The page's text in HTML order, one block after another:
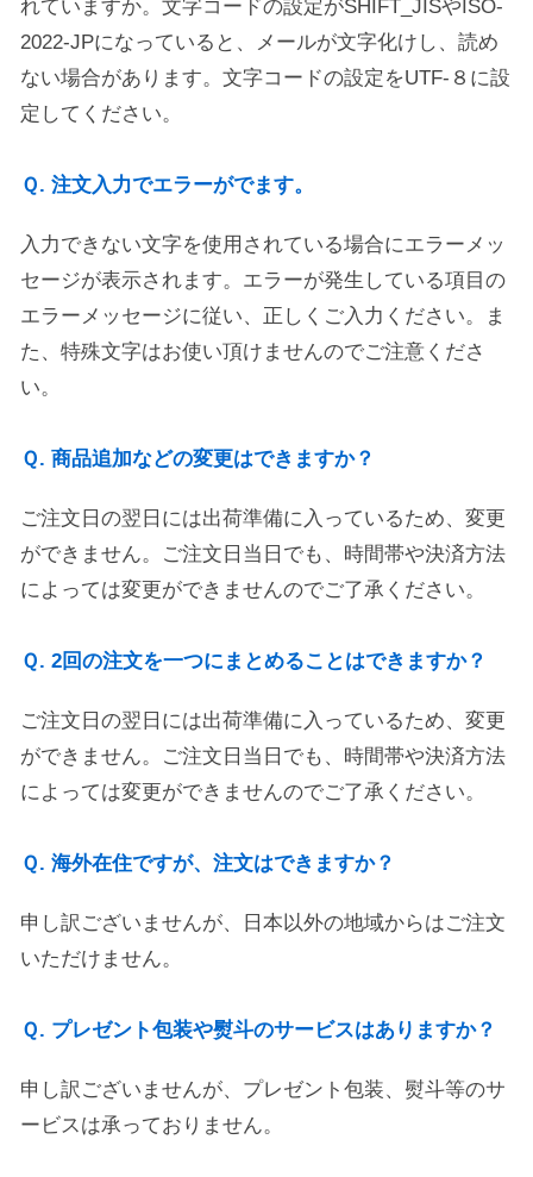
れていますか。文字コードの設定がSHIFT_JISやISO-
2022-JPになっていると、メールが文字化けし、読め
ない場合があります。文字コードの設定をUTF-８に設
定してください。
Ｑ. 注文入力でエラーがでます。
入力できない文字を使用されている場合にエラーメッ
セージが表示されます。エラーが発生している項目の
エラーメッセージに従い、正しくご入力ください。ま
た、特殊文字はお使い頂けませんのでご注意くださ
い。
Ｑ. 商品追加などの変更はできますか？
ご注文日の翌日には出荷準備に入っているため、変更
ができません。ご注文日当日でも、時間帯や決済方法
によっては変更ができませんのでご了承ください。
Ｑ. 2回の注文を一つにまとめることはできますか？
ご注文日の翌日には出荷準備に入っているため、変更
ができません。ご注文日当日でも、時間帯や決済方法
によっては変更ができませんのでご了承ください。
Ｑ. 海外在住ですが、注文はできますか？
申し訳ございませんが、日本以外の地域からはご注文
いただけません。
Ｑ. プレゼント包装や熨斗のサービスはありますか？
申し訳ございませんが、プレゼント包装、熨斗等のサ
ービスは承っておりません。